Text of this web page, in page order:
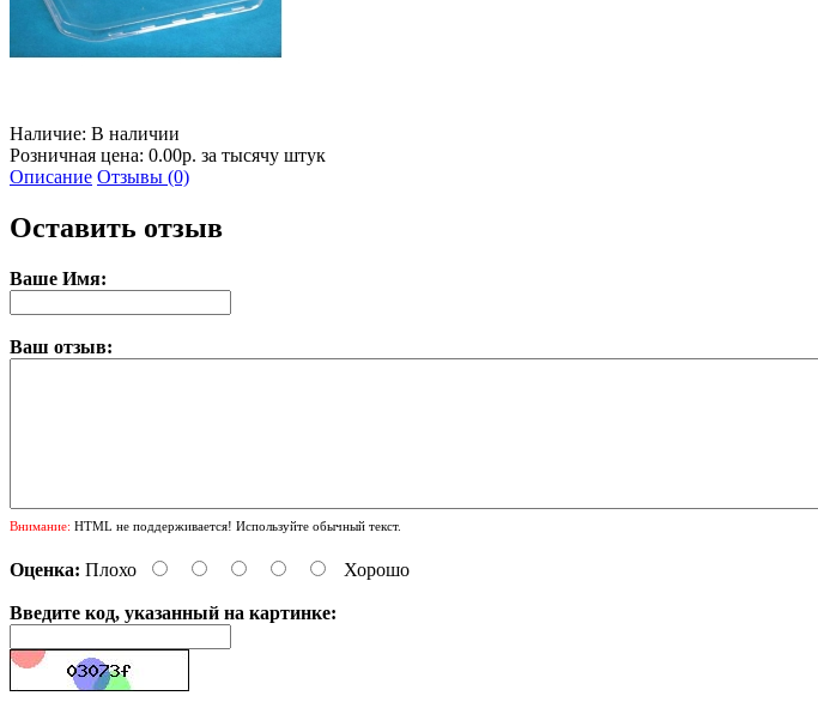
Наличие: В наличии
Розничная цена: 0.00р. за тысячу штук
Описание Отзывы (0)
Оставить отзыв
Ваше Имя:
Ваш отзыв:
Внимание: HTML не поддерживается! Используйте обычный текст.
Оценка: Плохо Хорошо
Введите код, указанный на картинке: